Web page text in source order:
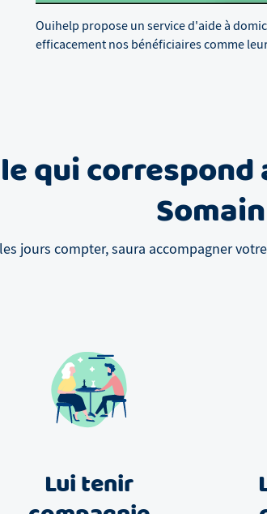
Ouihelp propose un service d'aide à
efficacement nos bénéficiaires comme
qui
Somain
jours compter, saura accompagner
Lui tenir